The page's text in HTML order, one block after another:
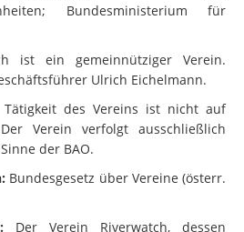
Bundesministerium für
ist ein gemeinnütziger Verein.
Ulrich Eichelmann.
des Vereins ist nicht auf
Verein verfolgt ausschließlich
der BAO.
Bundesgesetz über Vereine (österr.
Der Verein Riverwatch, dessen